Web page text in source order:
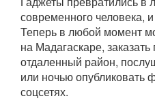
современного человека,
Теперь в любой момент
на Мадагаскаре,
отдаленный район,
или ночью опубликовать
соцсетях.